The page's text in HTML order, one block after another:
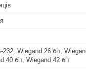
Wiegand 26 біт,
40 біт, Wiegand 42 біт